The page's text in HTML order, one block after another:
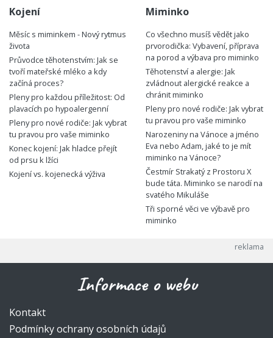
Kojení
Měsíc s miminkem - Nový rytmus
života
Průvodce těhotenstvím: Jak se
tvoří mateřské mléko a kdy
začíná proces?
Pleny pro každou příležitost: Od
plavacích po hypoalergenní
Pleny pro nové rodiče: Jak vybrat
tu pravou pro vaše miminko
Konec kojení: Jak hladce přejít
od prsu k lžíci
Kojení vs. kojenecká výživa
Miminko
Co všechno musíš vědět jako
prvorodička: Vybavení, příprava
na porod a výbava pro miminko
Těhotenství a alergie: Jak
zvládnout alergické reakce a
chránit miminko
Pleny pro nové rodiče: Jak vybrat
tu pravou pro vaše miminko
Narozeniny na Vánoce a jméno
Eva nebo Adam, jaké to je mít
miminko na Vánoce?
Čestmír Strakatý z Prostoru X
bude táta. Miminko se narodí na
svatého Mikuláše
Tři sporné věci ve výbavě pro
miminko
Informace o webu
Kontakt
Podmínky ochrany osobních údajů